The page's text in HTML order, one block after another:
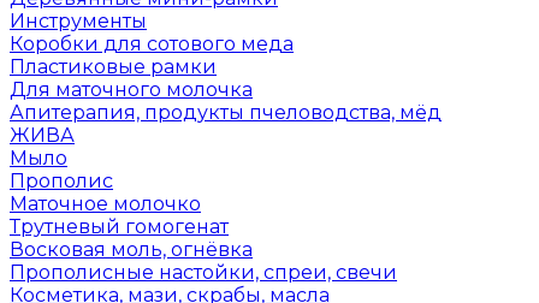
Инструменты
Коробки для сотового меда
Пластиковые рамки
Для маточного молочка
Апитерапия, продукты пчеловодства, мёд
ЖИВА
Мыло
Прополис
Маточное молочко
Трутневый гомогенат
Восковая моль, огнёвка
Прополисные настойки, спреи, свечи
Косметика, мази, скрабы, масла